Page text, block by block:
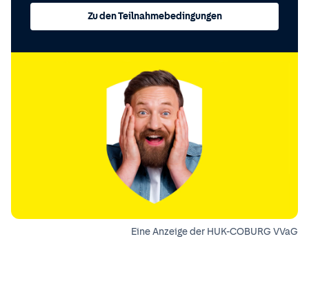
Zu den Teilnahmebedingungen
Eine Anzeige der HUK-COBURG VVaG